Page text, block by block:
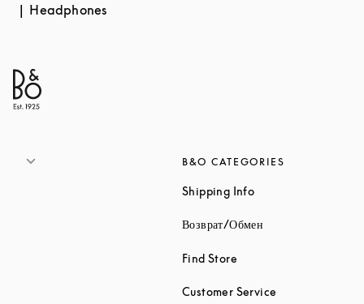
Headphones
B&O CATEGORIES
Shipping InfoLink Opens in New
Возврат/Обмен
Find Store
Customer Service